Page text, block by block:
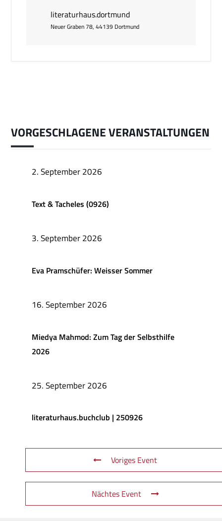
literaturhaus.dortmund
Neuer Graben 78, 44139 Dortmund
VORGESCHLAGENE VERANSTALTUNGEN
2. September 2026
Text & Tacheles (0926)
3. September 2026
Eva Pramschüfer: Weisser Sommer
16. September 2026
Miedya Mahmod: Zum Tag der Selbsthilfe
2026
25. September 2026
literaturhaus.buchclub | 250926
Voriges Event
Nächtes Event